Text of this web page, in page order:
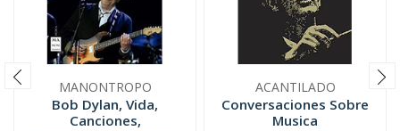
MANONTROPO
Bob Dylan, Vida,
Canciones,
ACANTILADO
Conversaciones Sobre
Musica